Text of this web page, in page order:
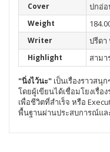
Cover ปกอ่
Weight
Writer ปรีด
Highlight สามา
"นิ่งไว้นะ" เป็นเรื่องราวส
โดยผู้เขียนได้เชื่อมโยงเรื่
เพื่อชีวิตที่สำเร็จ หรือ
พื้นฐานผ่านประสบการณ์แล